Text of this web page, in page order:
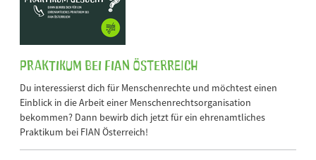
Praktikum bei FIAN Österreich
Du interessierst dich für Menschenrechte und möchtest einen
Einblick in die Arbeit einer Menschenrechtsorganisation
bekommen? Dann bewirb dich jetzt für ein ehrenamtliches
Praktikum bei FIAN Österreich!